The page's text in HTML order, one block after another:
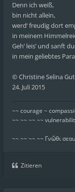
Denn ich weiß,
bin nicht allein,
werd‘ freudig dort
in meinem
Geh‘ leis‘ und sanft
in mein geliebtes
© Christine Selina
24. Juli 2015
~~ courage ~
~~ ~~ ~~ ~~
~~ ~~ ~~ ~~ Γνῶθι
Zitieren